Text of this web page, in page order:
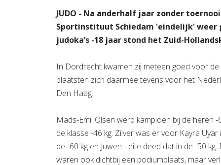
JUDO - Na anderhalf jaar zonder
Sportinstituut Schiedam 'eindelijk' weer
judoka’s -18 jaar stond het Zuid-
In Dordrecht kwamen zij meteen goed voor
plaatsten zich daarmee tevens voor het
Den Haag.
Mads-Emil Olsen werd kampioen bij de heren
de klasse -46 kg. Zilver was er voor Kayra
de -60 kg en Juwen Leite deed dat in de -50
waren ook dichtbij een podiumplaats, maar